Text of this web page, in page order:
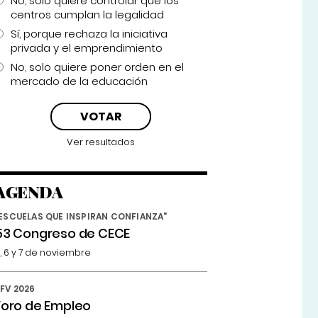
centros cumplan la legalidad
Sí, porque rechaza la iniciativa
privada y el emprendimiento
No, solo quiere poner orden en el
mercado de la educación
Ver resultados
QUE INSPIRAN CONFIANZA"
Congreso de CECE
6 y 7 de noviembre
2026
de Empleo